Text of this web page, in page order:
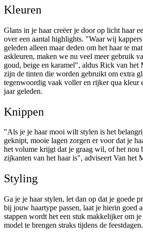
Kleuren
Glans in je haar creëer je door op licht haar
over een aantal highlights. "Waar wij kappers
geleden alleen maar deden om het haar te
askleuren, maken we nu veel meer gebruik
goud, beige en karamel", aldus Rick van het
zijn de tinten die worden gebruikt om extra
tegenwoordig vaak voller en rijker qua kleur
jaar geleden.
Knippen
"Als je je haar mooi wilt stylen is het
geknipt, mooie lagen zorgen er voor dat je
het volume krijgt dat je graag wil, of het nou
zijkanten van het haar is", adviseert Van het
Styling
Ga je je haar stylen, let dan op dat je goede
bij jouw haartype passen, laat je hierin goed
stappen wordt het een stuk makkelijker om
model te brengen straks tijdens de feestdagen.